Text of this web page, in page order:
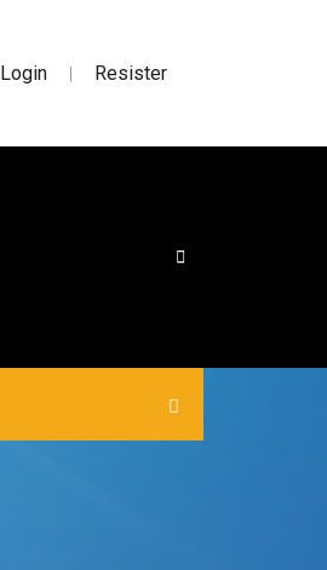
Login | Resister